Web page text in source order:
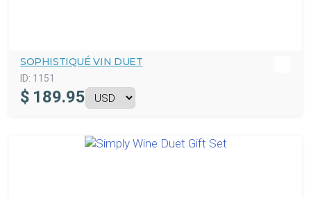
SOPHISTIQUÉ VIN DUET
ID: 1151
$ 189.95